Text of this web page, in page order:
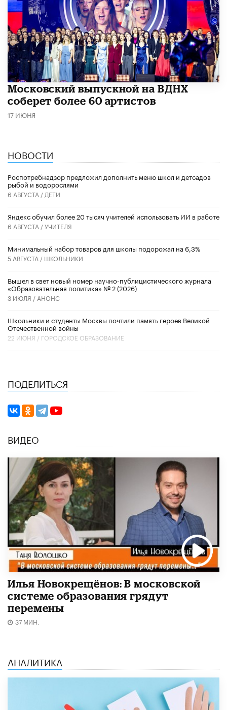
Московский выпускной на ВДНХ
соберет более 60 артистов
17 ИЮНЯ
НОВОСТИ
Роспотребнадзор предложил дополнить меню школ и детсадов
рыбой и водорослями
6 АВГУСТА / ДЕТИ
​Яндекс обучил более 20 тысяч учителей использовать ИИ в работе
6 АВГУСТА /УЧИТЕЛЯ
Минимальный набор товаров для школы подорожал на 6,3%
5 АВГУСТА / ШКОЛЬНИКИ
Вышел в свет новый номер научно-публицистического журнала
«Образовательная политика» № 2 (2026)
3 ИЮЛЯ / АНОНС
Школьники и студенты Москвы почтили память героев Великой
Отечественной войны
22 ИЮНЯ / ГОРОДСКОЕ ОБРАЗОВАНИЕ
ПОДЕЛИТЬСЯ
ВИДЕО
Илья Новокрещёнов: В московской
системе образования грядут
перемены
37 МИН.
АНАЛИТИКА